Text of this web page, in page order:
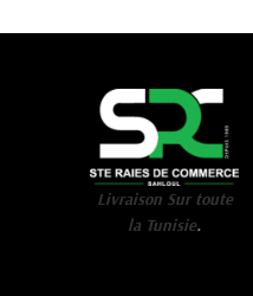
Livraison Sur toute
la Tunisie.